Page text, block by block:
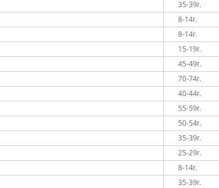
35-39г.
8-14г.
8-14г.
15-19г.
45-49г.
70-74г.
40-44г.
55-59г.
50-54г.
35-39г.
25-29г.
8-14г.
35-39г.